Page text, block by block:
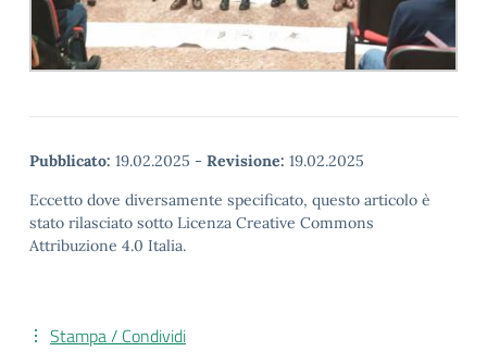
Pubblicato: 19.02.2025 - Revisione: 19.02.2025
Eccetto dove diversamente specificato, questo articolo è
stato rilasciato sotto Licenza Creative Commons
Attribuzione 4.0 Italia.
Stampa / Condividi